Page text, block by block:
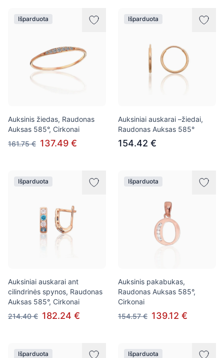
Išparduota
Auksinis žiedas, Raudonas
Auksas 585°, Cirkonai
161.75 € 137.49 €
Išparduota
Auksiniai auskarai –žiedai,
Raudonas Auksas 585°
154.42 €
Išparduota
Auksiniai auskarai ant
cilindrinės spynos, Raudonas
Auksas 585°, Cirkonai
214.40 € 182.24 €
Išparduota
Auksinis pakabukas,
Raudonas Auksas 585°,
Cirkonai
154.57 € 139.12 €
Išparduota Išparduota